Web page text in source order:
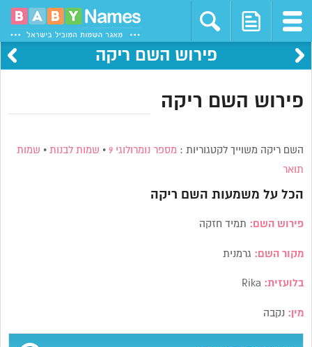
פירוש השם ריקה
פירוש השם ריקה
השם ריקה משוייך לקטגוריות : מספר נומרולוגי 9 • שמות לבנות • שמות
תואר
הכל על משמעות השם ריקה
פירוש השם: תמיד חזקה
מקור השם: גרמנית
בלועזית:
מין: נקבה